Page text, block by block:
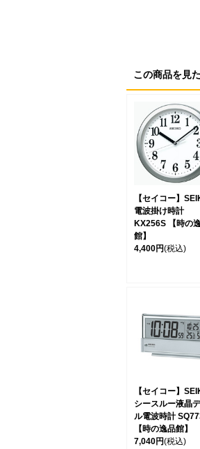
この商品を見
【セイコー】
電波掛け時計
KX256S 【時の
館】
4,400円(税込)
【セイコー】
シースルー液晶
ル電波時計
【時の逸品館】
7,040円(税込)